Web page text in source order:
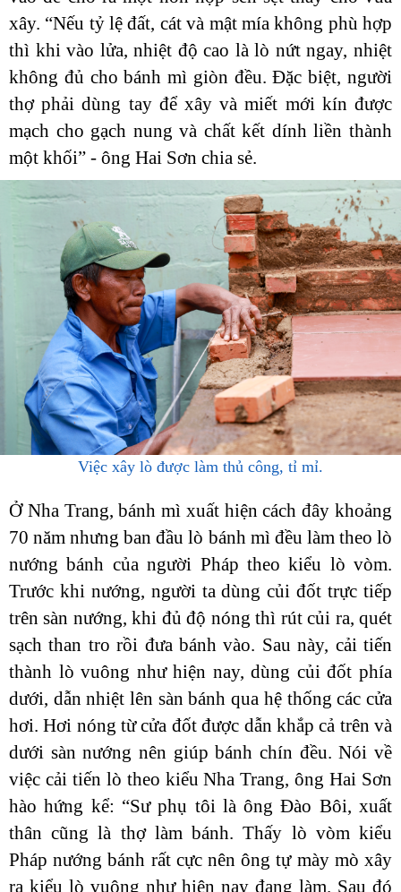
xây. “Nếu tỷ lệ đất, cát và mật mía không phù hợp
thì khi vào lửa, nhiệt độ cao là lò nứt ngay, nhiệt
không đủ cho bánh mì giòn đều. Đặc biệt, người
thợ phải dùng tay để xây và miết mới kín được
mạch cho gạch nung và chất kết dính liền thành
một khối” - ông Hai Sơn chia sẻ.
Việc xây lò được làm thủ công, tỉ mỉ.
Ở Nha Trang, bánh mì xuất hiện cách đây khoảng
70 năm nhưng ban đầu lò bánh mì đều làm theo lò
nướng bánh của người Pháp theo kiểu lò vòm.
Trước khi nướng, người ta dùng củi đốt trực tiếp
trên sàn nướng, khi đủ độ nóng thì rút củi ra, quét
sạch than tro rồi đưa bánh vào. Sau này, cải tiến
thành lò vuông như hiện nay, dùng củi đốt phía
dưới, dẫn nhiệt lên sàn bánh qua hệ thống các cửa
hơi. Hơi nóng từ cửa đốt được dẫn khắp cả trên và
dưới sàn nướng nên giúp bánh chín đều. Nói về
việc cải tiến lò theo kiểu Nha Trang, ông Hai Sơn
hào hứng kể: “Sư phụ tôi là ông Đào Bôi, xuất
thân cũng là thợ làm bánh. Thấy lò vòm kiểu
Pháp nướng bánh rất cực nên ông tự mày mò xây
ra kiểu lò vuông như hiện nay đang làm. Sau đó